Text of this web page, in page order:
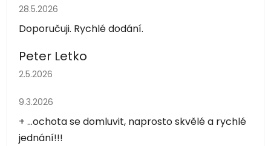
Hodnocení obchodu je 5 z 5 hvězdiček.
28.5.2026
Doporučuji. Rychlé dodání.
Peter Letko
Hodnocení obchodu je 5 z 5 hvězdiček.
2.5.2026
Hodnocení obchodu je 5 z 5 hvězdiček.
9.3.2026
+ ...ochota se domluvit, naprosto skvělé a rychlé
jednání!!!